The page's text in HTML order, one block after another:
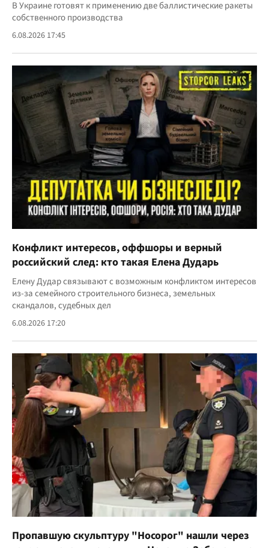
В Украине готовят к применению две баллистические ракеты
собственного производства
6.08.2026 17:45
Конфликт интересов, оффшоры и верный
российский след: кто такая Елена Дударь
Елену Дудар связывают с возможным конфликтом интересов
из-за семейного строительного бизнеса, земельных
скандалов, судебных дел
6.08.2026 17:20
Пропавшую скульптуру "Носорог" нашли через